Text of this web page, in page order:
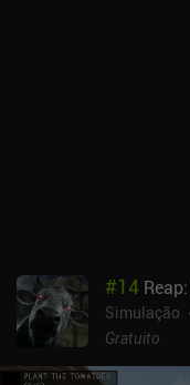
#14
Simulação
Gratuito